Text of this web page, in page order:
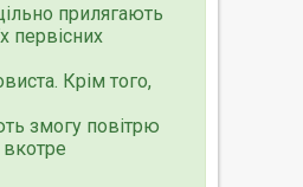
прилягають
первісних
Крім того,
змогу повітрю